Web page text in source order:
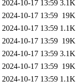
2024-10-17 13:59 3.1K
2024-10-17 13:59 19K
2024-10-17 13:59 1.1K
2024-10-17 13:59 19K
2024-10-17 13:59 3.1K
2024-10-17 13:59 19K
2024-10-17 13:59 1.1K